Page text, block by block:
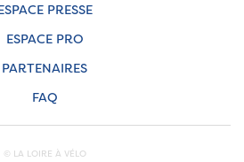
PRESSE
ESPACE PRO
PARTENAIRES
FAQ
© LA LOIRE À VÉLO